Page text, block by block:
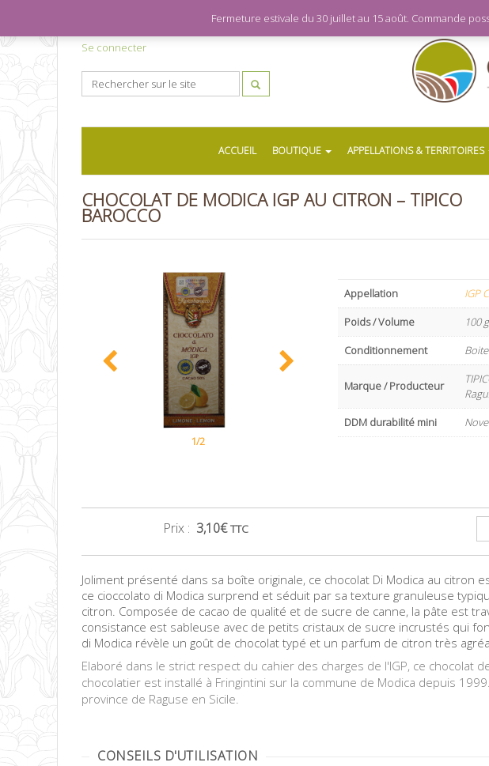
Se connecter
ACCUEIL BOUTIQUE APPELLATIONS & TERRITOIRES
CHOCOLAT DE MODICA IGP AU CITRON – TIPICO
BAROCCO
1/2
Appellation
IGP
Poids / Volume
100 g
Conditionnement
Marque / Producteur
DDM durabilité mini
Prix : 3,10€ TTC
Joliment présenté dans sa boîte originale, ce chocolat Di Modica au citron
ce cioccolato di Modica surprend et séduit par sa texture granuleuse
citron. Composée de cacao de qualité et de sucre de canne, la pâte est
consistance est sableuse avec de petits cristaux de sucre incrustés qui
di Modica révèle un goût de chocolat typé et un parfum de citron très
Elaboré dans le strict respect du cahier des charges de l'IGP, ce chocolat
chocolatier est installé à Fringintini sur la commune de Modica depuis
province de Raguse en Sicile.
CONSEILS D'UTILISATION
Fermeture estivale du 30 juillet au 15 août. Commande